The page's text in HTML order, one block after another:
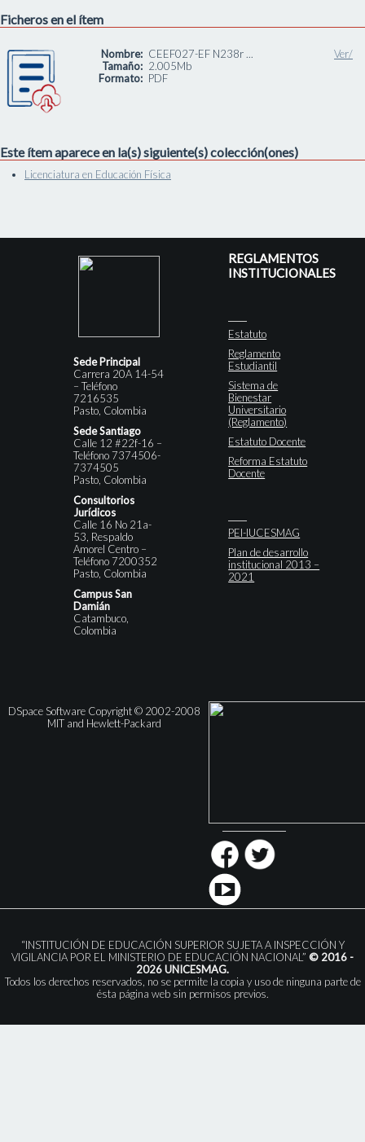
Ficheros en el ítem
Nombre: CEEF027-EF N238r ...
Tamaño: 2.005Mb
Formato: PDF
Ver/
Este ítem aparece en la(s) siguiente(s) colección(ones)
Licenciatura en Educación Física
Sede Principal
Carrera 20A 14-54
– Teléfono
7216535
Pasto, Colombia
Sede Santiago
Calle 12 #22f-16 –
Teléfono 7374506-
7374505
Pasto, Colombia
Consultorios
Jurídicos
Calle 16 No 21a-
53, Respaldo
Amorel Centro –
Teléfono 7200352
Pasto, Colombia
Campus San
Damián
Catambuco,
Colombia
REGLAMENTOS
INSTITUCIONALES
Estatuto
Reglamento
Estudiantil
Sistema de
Bienestar
Universitario
(Reglamento)
Estatuto Docente
Reforma Estatuto
Docente
PEI-IUCESMAG
Plan de desarrollo
institucional 2013 –
2021
DSpace Software Copyright © 2002-2008
MIT and Hewlett-Packard
“INSTITUCIÓN DE EDUCACIÓN SUPERIOR SUJETA A INSPECCIÓN Y
VIGILANCIA POR EL MINISTERIO DE EDUCACIÓN NACIONAL” © 2016 -
2026 UNICESMAG.
Todos los derechos reservados, no se permite la copia y uso de ninguna parte de
ésta página web sin permisos previos.